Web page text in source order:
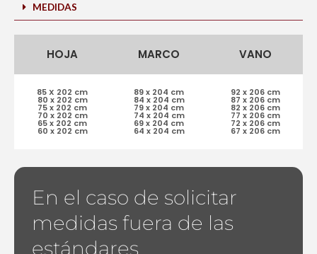
MEDIDAS
HOJA MARCO VANO
85 X 202 cm
80 x 202 cm
75 x 202 cm
70 x 202 cm
65 x 202 cm
60 x 202 cm
89 x 204 cm
84 x 204 cm
79 x 204 cm
74 x 204 cm
69 x 204 cm
64 x 204 cm
92 x 206 cm
87 x 206 cm
82 x 206 cm
77 x 206 cm
72 x 206 cm
67 x 206 cm
En el caso de solicitar
medidas fuera de las
estándares